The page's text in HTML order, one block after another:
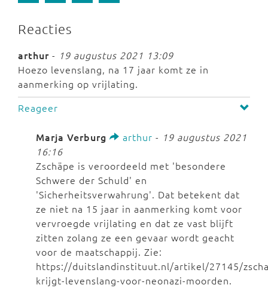
Reacties
arthur - 19 augustus 2021 13:09
Hoezo levenslang, na 17 jaar komt ze in
aanmerking op vrijlating.
Reageer
Marja Verburg arthur - 19 augustus 2021
16:16
Zschäpe is veroordeeld met 'besondere
Schwere der Schuld' en
'Sicherheitsverwahrung'. Dat betekent dat
ze niet na 15 jaar in aanmerking komt voor
vervroegde vrijlating en dat ze vast blijft
zitten zolang ze een gevaar wordt geacht
voor de maatschappij. Zie:
https://duitslandinstituut.nl/artikel/27145/
krijgt-levenslang-voor-neonazi-moorden.